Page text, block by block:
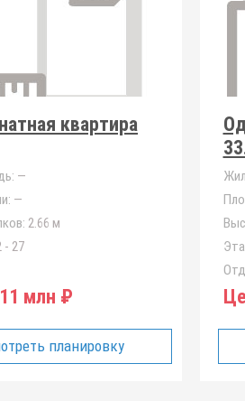
квартира
—
—
2.66 м
- 27
млн ₽
планировку